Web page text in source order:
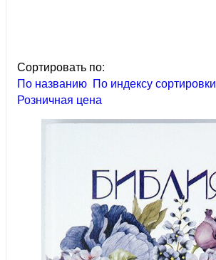
Сортировать по:
По названию По индексу сортировки
Розничная цена